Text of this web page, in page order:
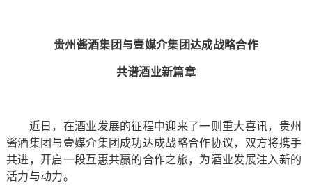
贵州酱酒集团与壹媒介集团达成战略合作
共谱酒业新篇章
近日，在酒业发展的征程中迎来了一则重大喜讯，贵州
酱酒集团与壹媒介集团成功达成战略合作协议，双方将携手
共进，开启一段互惠共赢的合作之旅，为酒业发展注入新的
活力与动力。